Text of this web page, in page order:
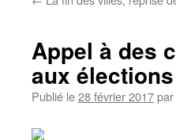
Appel à des
aux
Publié le28 février 2017par